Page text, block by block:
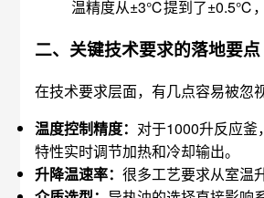
温精度从±3℃提到了±0.5℃
二、关键技术要求的落地要点
在技术要求层面，有几点容易被忽
温度控制精度： 对于1000升反应
特性实时调节加热和冷却输出。
升降温速率： 很多工艺要求从室温